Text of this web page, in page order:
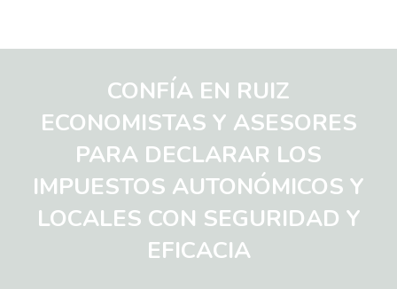
CONFÍA EN RUIZ
ECONOMISTAS Y ASESORES
PARA DECLARAR LOS
IMPUESTOS AUTONÓMICOS Y
LOCALES CON SEGURIDAD Y
EFICACIA